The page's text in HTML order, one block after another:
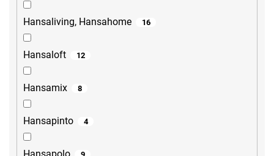
Hansaliving, Hansahome 16
Hansaloft 12
Hansamix 8
Hansapinto 4